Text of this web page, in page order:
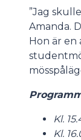
”Jag
Amanda.
Hon är en
Kl.
Kl.